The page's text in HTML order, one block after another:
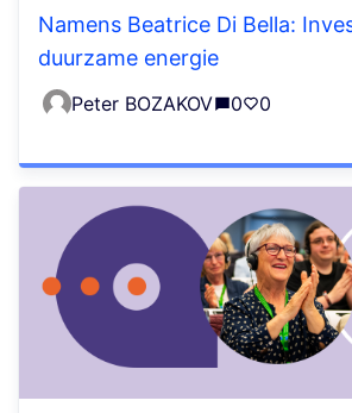
Namens Beatrice Di Bella:
duurzame energie
Peter BOZAKOV 0 0